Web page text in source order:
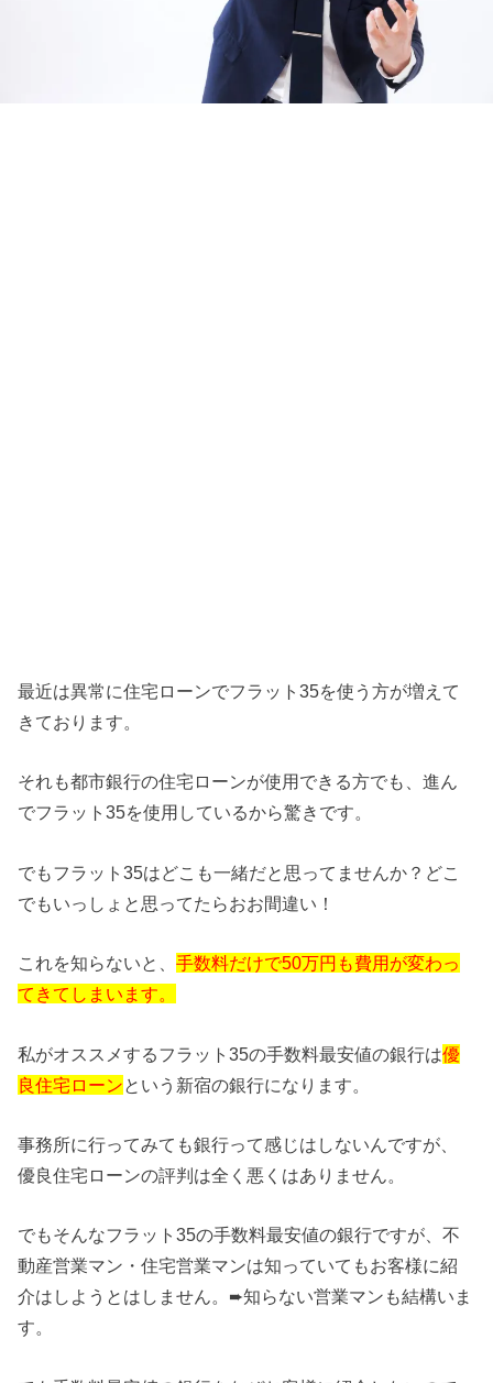
最近は異常に住宅ローンでフラット35を使う方が増えて
きており ます。
それも都市銀行の住宅ローンが使用できる方でも、進ん
でフラット35を使用しているから驚きです。
でもフラット35はどこも一緒だと思ってませんか？どこ
でもいっしょと思ってたらおお間違い！
これを知らないと、手数料だけで50万円も費用が変わっ
てきてしまいます。
私がオススメするフラット35の手数料最安値の銀行は優
良住宅ローン という新宿の銀行になります。
事務所に行ってみても銀行って感じはしないんですが、
優良住宅ローンの評判は全く悪くはありません。
でもそんなフラット35の手数料最安値の銀行ですが、不
動産営業マン・住宅営業マンは知っていてもお客様に紹
介はしようとはしません。➨知らない営業マンも結構いま
す。